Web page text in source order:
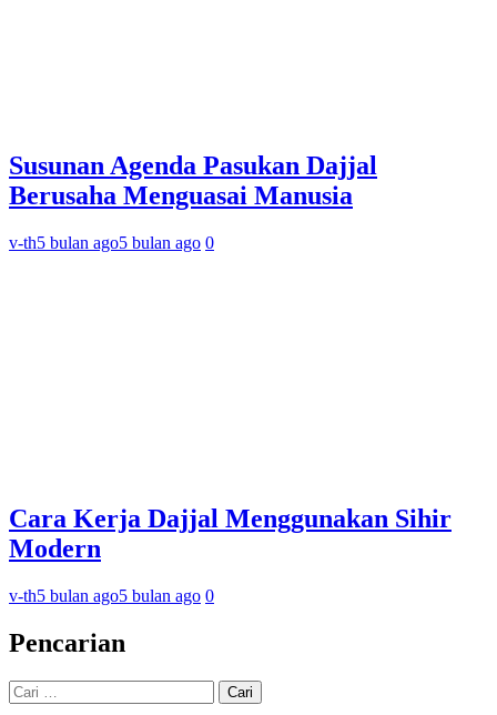
Susunan Agenda Pasukan Dajjal
Berusaha Menguasai Manusia
v-th5 bulan ago5 bulan ago 0
Cara Kerja Dajjal Menggunakan Sihir
Modern
v-th5 bulan ago5 bulan ago 0
Pencarian
Cari
untuk: